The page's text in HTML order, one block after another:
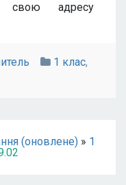
свою адресу
1 клас,
(оновлене) » 1